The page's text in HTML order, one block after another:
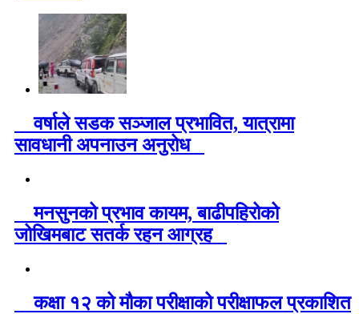
वर्षाले सडक सञ्जाल प्रभावित, यात्रामा
सावधानी अपनाउन अनुरोध
मनसुनको प्रभाव कायम, बाढीपहिरोको
जोखिमबाट सतर्क रहन आग्रह
कक्षा १२ को मौका परीक्षाको परीक्षाफल प्रकाशित